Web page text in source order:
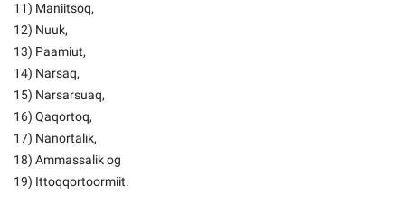
11) Maniitsoq,
12) Nuuk,
13) Paamiut,
14) Narsaq,
15) Narsarsuaq,
16) Qaqortoq,
17) Nanortalik,
18) Ammassalik og
19) Ittoqqortoormiit.